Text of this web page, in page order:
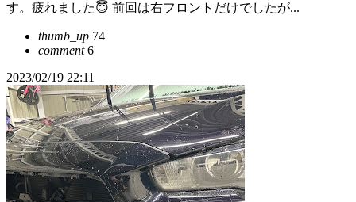
す。疲れました😇 前回は右フロントだけでしたが...
thumb_up 74
comment6
2023/02/19 22:11